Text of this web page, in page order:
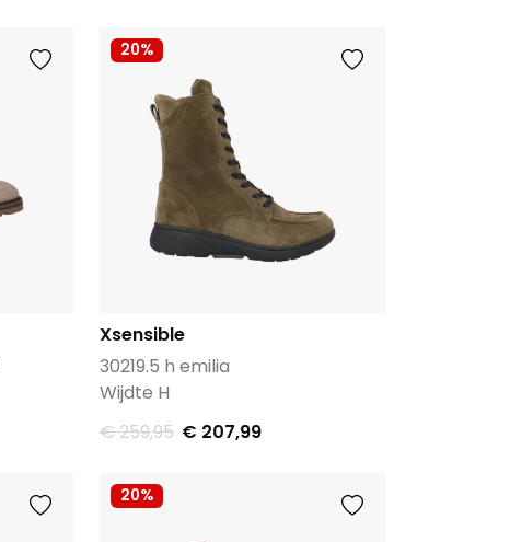
20%
Xsensible
30219.5 h emilia
Wijdte H
€ 259,95 € 207,99
20%